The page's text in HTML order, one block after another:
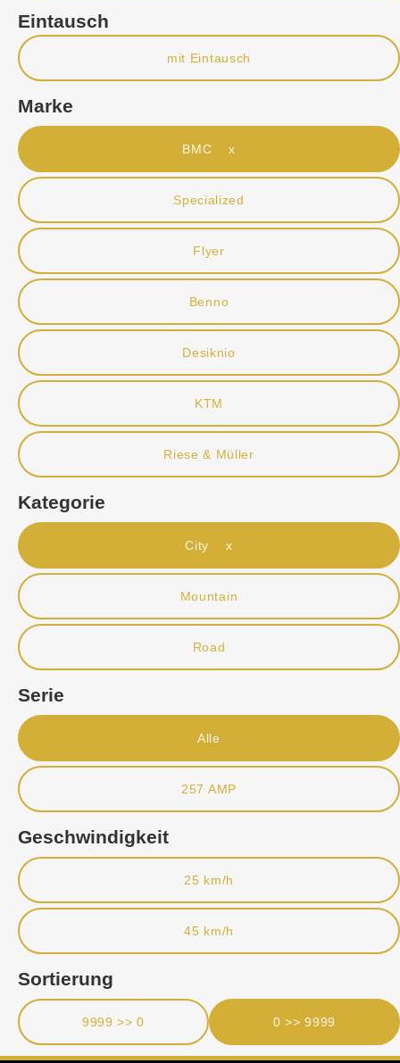
Eintausch
mit Eintausch
Marke
BMC x
Specialized
Flyer
Benno
Desiknio
KTM
Riese & Müller
Kategorie
City x
Mountain
Road
Serie
Alle
257 AMP
Geschwindigkeit
25 km/h
45 km/h
Sortierung
9999 >> 0 0 >> 9999